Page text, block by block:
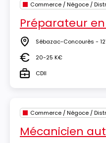
Commerce / Négoce /
Préparateur
Lieu Sébazac-Concourès -
Salaire20-25 K€
TypeCDII
Commerce / Négoce /
Mécanicien